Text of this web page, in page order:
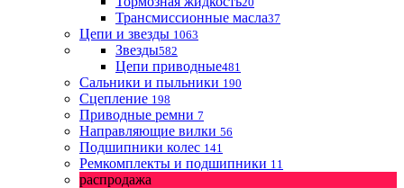
Трансмиссионные масла37
Цепи и звезды 1063
Звезды582
Цепи приводные481
Сальники и пыльники 190
Сцепление 198
Приводные ремни 7
Направляющие вилки 56
Подшипники колес 141
Ремкомплекты и подшипники 11
распродажа